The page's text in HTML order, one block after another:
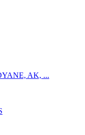
AK, ...